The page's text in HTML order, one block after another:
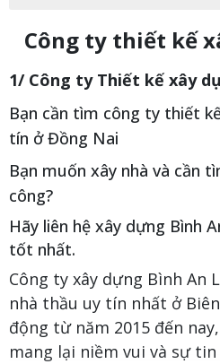
Công ty thiết kế
1/ Công ty Thiết kế xây
Bạn cần tìm công ty thiết
tín ở Đồng Nai
Bạn muốn xây nhà và cần
công?
Hãy liên hệ xây dựng Bình
tốt nhất.
Công ty xây dựng Bình An
nhà thầu uy tín nhất ở
động từ năm 2015 đến
mang lại niềm vui và sự